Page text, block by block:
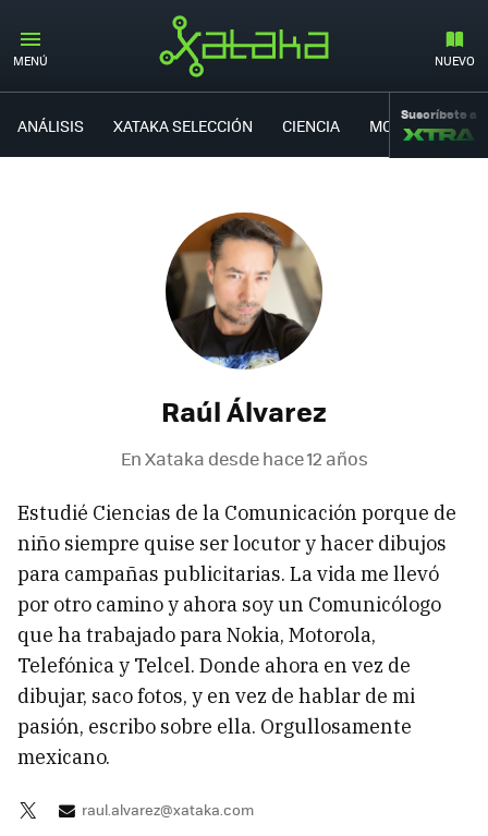
MENÚ NUEVO
ANÁLISIS XATAKA SELECCIÓN CIENCIA MOVILIDAD
Suscríbete a
Raúl Álvarez
En Xataka desdehace 12 años
Estudié Ciencias de la Comunicación porque de
niño siempre quise ser locutor y hacer dibujos
para campañas publicitarias. La vida me llevó
por otro camino y ahora soy un Comunicólogo
que ha trabajado para Nokia, Motorola,
Telefónica y Telcel. Donde ahora en vez de
dibujar, saco fotos, y en vez de hablar de mi
pasión, escribo sobre ella. Orgullosamente
mexicano.
raul.alvarez@xataka.com